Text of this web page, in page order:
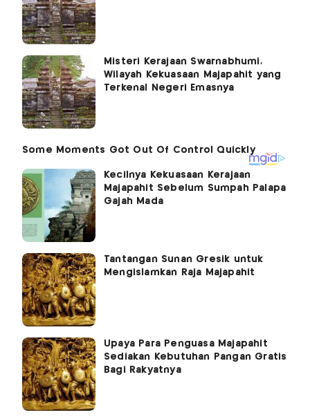
Misteri Kerajaan Swarnabhumi,
Wilayah Kekuasaan Majapahit yang
Terkenal Negeri Emasnya
Kecilnya Kekuasaan Kerajaan
Majapahit Sebelum Sumpah Palapa
Gajah Mada
Tantangan Sunan Gresik untuk
Mengislamkan Raja Majapahit
Upaya Para Penguasa Majapahit
Sediakan Kebutuhan Pangan Gratis
Bagi Rakyatnya